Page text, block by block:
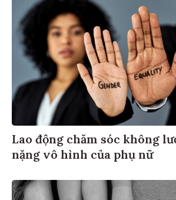
Lao động chăm sóc không
nặng vô hình của phụ nữ